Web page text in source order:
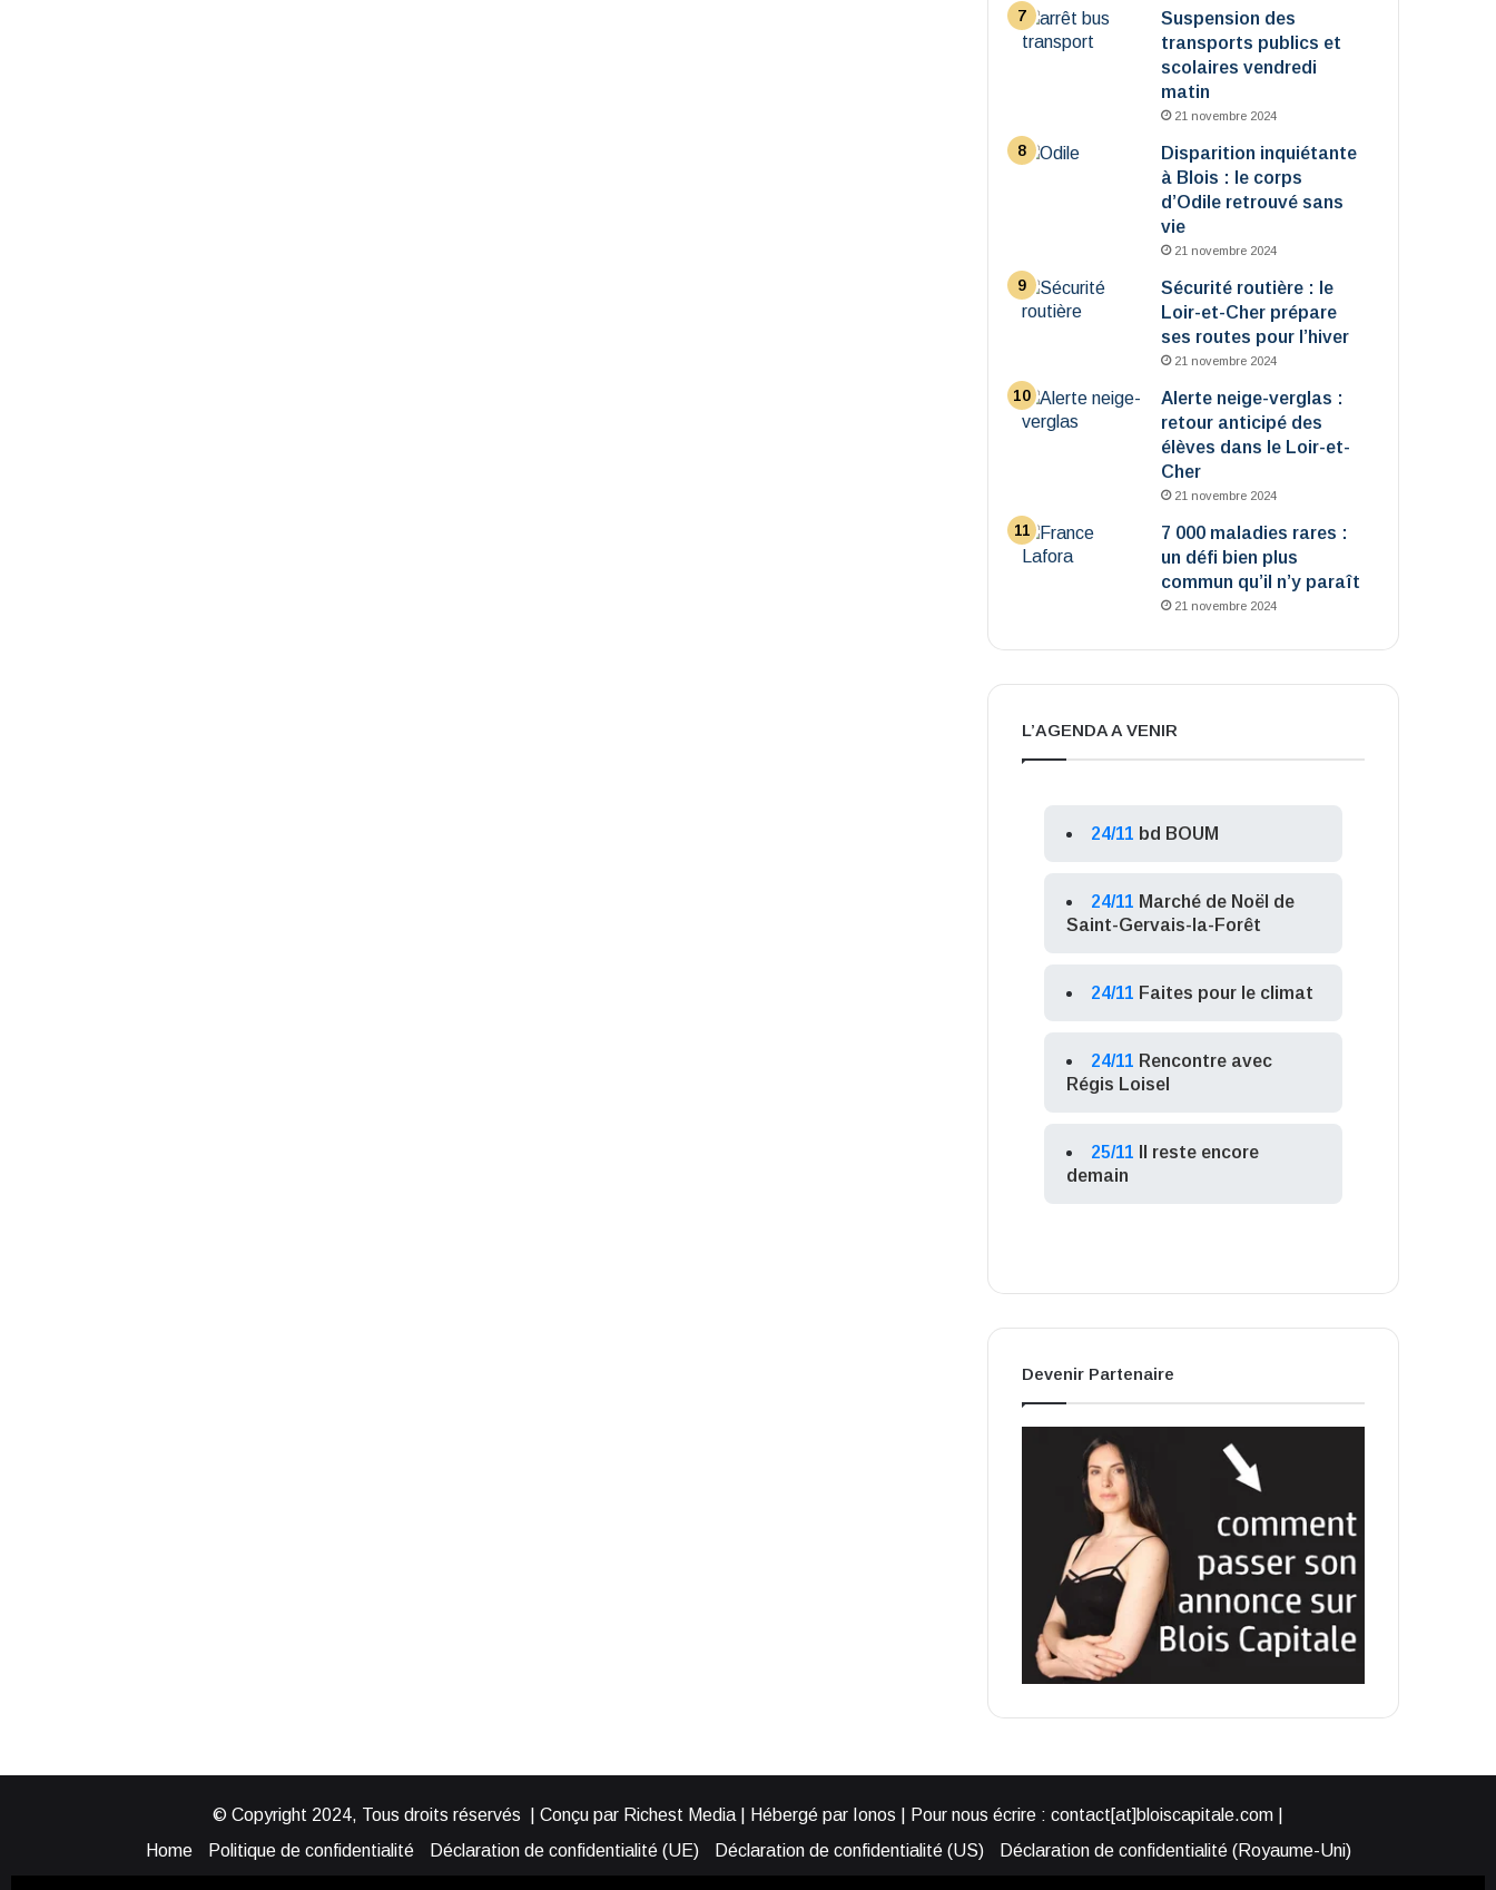
Suspension des
transports publics et
scolaires vendredi
matin
21 novembre 2024
Disparition inquiétante
à Blois : le corps
d’Odile retrouvé sans
vie
21 novembre 2024
Sécurité routière : le
Loir-et-Cher prépare
ses routes pour l’hiver
21 novembre 2024
Alerte neige-verglas :
retour anticipé des
élèves dans le Loir-et-
Cher
21 novembre 2024
7 000 maladies rares :
un défi bien plus
commun qu’il n’y paraît
21 novembre 2024
L’AGENDA A VENIR
24/11 bd BOUM
24/11 Marché de Noël de
Saint-Gervais-la-Forêt
24/11 Faites pour le climat
24/11 Rencontre avec
Régis Loisel
25/11
Il reste encore
demain
Devenir Partenaire
© Copyright 2024, Tous droits réservés | Conçu par Richest Media | Hébergé par Ionos | Pour nous écrire : contact[at]bloiscapitale.com |
Home
Politique de confidentialité Déclaration de confidentialité (UE) Déclaration de confidentialité (US)
Déclaration de confidentialité (Royaume-Uni)